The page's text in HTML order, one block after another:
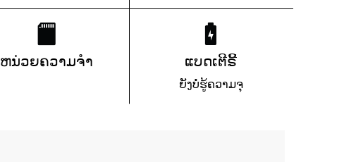
ຫນ່ວຍຄວາມຈຳ ແບດເຕີຣີ້
ຍັງບໍ່ຮູ້ຄວາມຈຸ